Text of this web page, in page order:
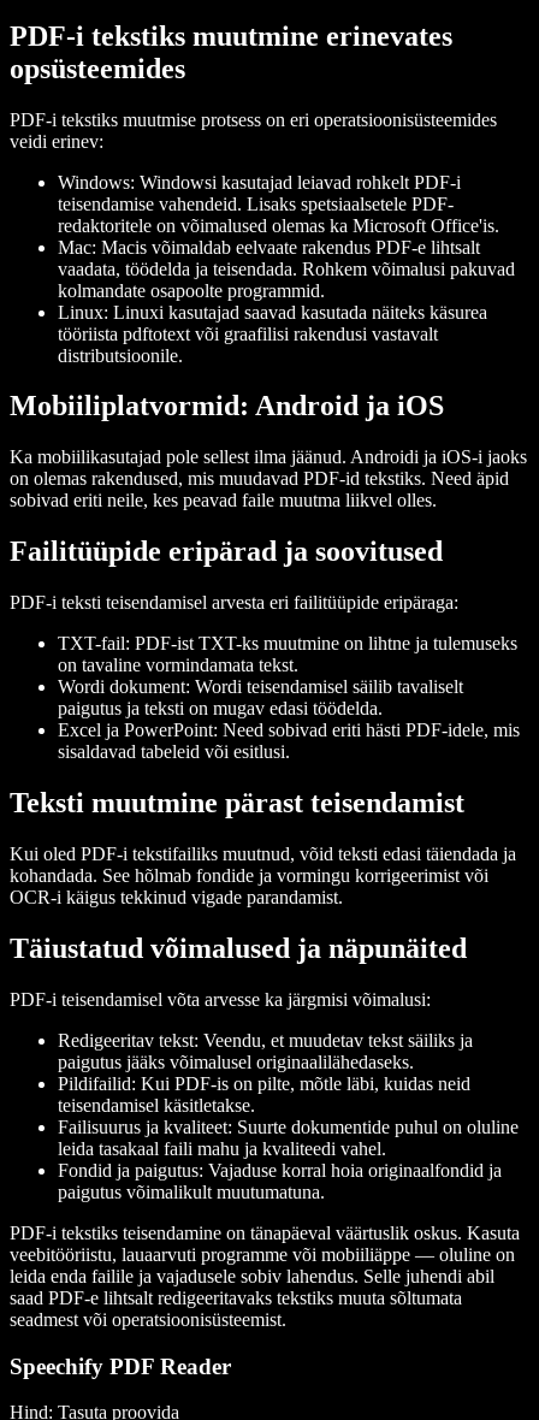
PDF-i tekstiks muutmine erinevates
opsüsteemides
PDF-i tekstiks muutmise protsess on eri operatsioonisüsteemides
veidi erinev:
Windows: Windowsi kasutajad leiavad rohkelt PDF-i
teisendamise vahendeid. Lisaks spetsiaalsetele PDF-
redaktoritele on võimalused olemas ka Microsoft Office'is.
Mac: Macis võimaldab eelvaate rakendus PDF-e lihtsalt
vaadata, töödelda ja teisendada. Rohkem võimalusi pakuvad
kolmandate osapoolte programmid.
Linux: Linuxi kasutajad saavad kasutada näiteks käsurea
tööriista pdftotext või graafilisi rakendusi vastavalt
distributsioonile.
Mobiiliplatvormid: Android ja iOS
Ka mobiilikasutajad pole sellest ilma jäänud. Androidi ja iOS-i jaoks
on olemas rakendused, mis muudavad PDF-id tekstiks. Need äpid
sobivad eriti neile, kes peavad faile muutma liikvel olles.
Failitüüpide eripärad ja soovitused
PDF-i teksti teisendamisel arvesta eri failitüüpide eripäraga:
TXT-fail: PDF-ist TXT-ks muutmine on lihtne ja tulemuseks
on tavaline vormindamata tekst.
Wordi dokument: Wordi teisendamisel säilib tavaliselt
paigutus ja teksti on mugav edasi töödelda.
Excel ja PowerPoint: Need sobivad eriti hästi PDF-idele, mis
sisaldavad tabeleid või esitlusi.
Teksti muutmine pärast teisendamist
Kui oled PDF-i tekstifailiks muutnud, võid teksti edasi täiendada ja
kohandada. See hõlmab fondide ja vormingu korrigeerimist või
OCR-i käigus tekkinud vigade parandamist.
Täiustatud võimalused ja näpunäited
PDF-i teisendamisel võta arvesse ka järgmisi võimalusi:
Redigeeritav tekst: Veendu, et muudetav tekst säiliks ja
paigutus jääks võimalusel originaalilähedaseks.
Pildifailid: Kui PDF-is on pilte, mõtle läbi, kuidas neid
teisendamisel käsitletakse.
Failisuurus ja kvaliteet: Suurte dokumentide puhul on oluline
leida tasakaal faili mahu ja kvaliteedi vahel.
Fondid ja paigutus: Vajaduse korral hoia originaalfondid ja
paigutus võimalikult muutumatuna.
PDF-i tekstiks teisendamine on tänapäeval väärtuslik oskus. Kasuta
veebitööriistu, lauaarvuti programme või mobiiliäppe — oluline on
leida enda failile ja vajadusele sobiv lahendus. Selle juhendi abil
saad PDF-e lihtsalt redigeeritavaks tekstiks muuta sõltumata
seadmest või operatsioonisüsteemist.
Speechify PDF Reader
Hind: Tasuta proovida